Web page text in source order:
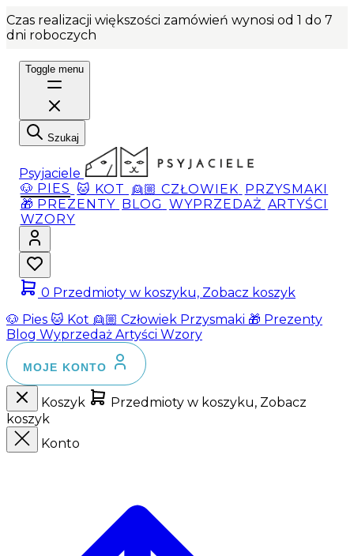
Czas realizacji większości zamówień wynosi od 1 do 7
dni roboczych
Toggle menu
Szukaj
Psyjaciele
🐶 PIES 🐱 KOT 👱🏼 CZŁOWIEK PRZYSMAKI
🎁 PREZENTY BLOG WYPRZEDAŻ ARTYŚCI
WZORY
0 Przedmioty w koszyku, Zobacz koszyk
🐶 Pies 🐱 Kot 👱🏼 Człowiek Przysmaki 🎁 Prezenty
Blog Wyprzedaż Artyści Wzory
MOJE KONTO
Koszyk
Przedmioty w koszyku, Zobacz
koszyk
Konto